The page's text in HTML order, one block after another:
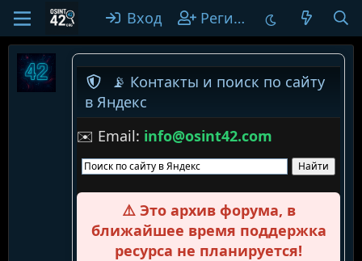
Вход Регистрация
📡 Контакты и поиск по сайту
в Яндекс
✉️ Email: info@osint42.com
⚠️ Это архив форума, в
ближайшее время поддержка
ресурса не планируется!